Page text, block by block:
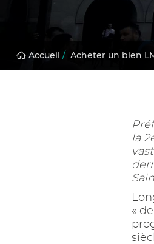
Accueil / Acheter un bien
la
«